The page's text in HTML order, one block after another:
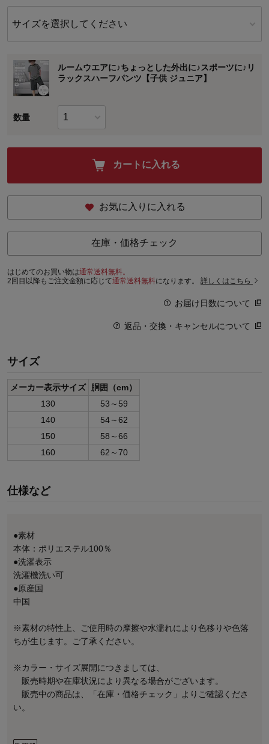
サイズを選択してください
ルームウエアに♪ちょっとした外出に♪スポーツに♪リ
ラックスハーフパンツ【子供 ジュニア】
数量
カートに入れる
お気に入りに入れる
在庫・価格チェック
はじめてのお買い物は通常送料無料。
2回目以降もご注文金額に応じて通常送料無料になります。 詳しくはこちら
お届け日数について
返品・交換・キャンセルについて
サイズ
メーカー表示サイズ
胴囲（cm）
130
53～59
140
54～62
150
58～66
160
62～70
仕様など
●素材
本体：ポリエステル100％
●洗濯表示
洗濯機洗い可
●原産国
中国
※素材の特性上、ご使用時の摩擦や水濡れにより色移りや色落
ちが生じます。ご了承ください。
※カラー・サイズ展開につきましては、
販売時期や在庫状況により異なる場合がございます。
販売中の商品は、「在庫・価格チェック」よりご確認くださ
い。